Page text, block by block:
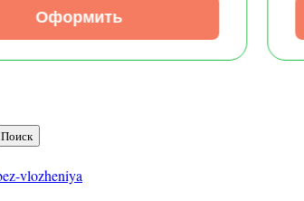
Оформить
Поиск